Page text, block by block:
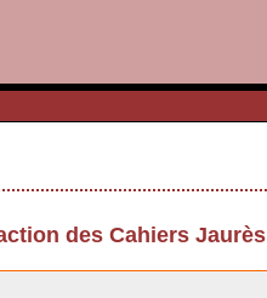
des Cahiers Jaurès